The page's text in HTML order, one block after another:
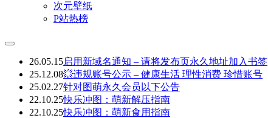
次元壁纸
P站热榜
26.05.15启用新域名通知 – 请将发布页永久地址加入书签
25.12.08💥违规账号公示 – 健康生活 理性消费 珍惜账号
25.02.27针对图萌永久会员以下公告
22.10.25快乐冲图：萌新解压指南
22.10.25快乐冲图：萌新食用指南